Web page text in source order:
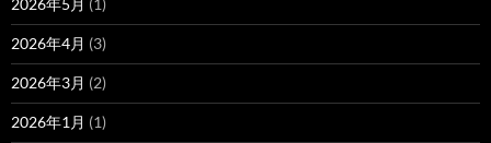
2026年5月 (1)
2026年4月 (3)
2026年3月 (2)
2026年1月 (1)